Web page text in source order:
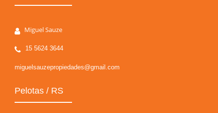
Miguel Sauze
15 5624 3644
miguelsauzepropiedades@gmail.com
Pelotas / RS